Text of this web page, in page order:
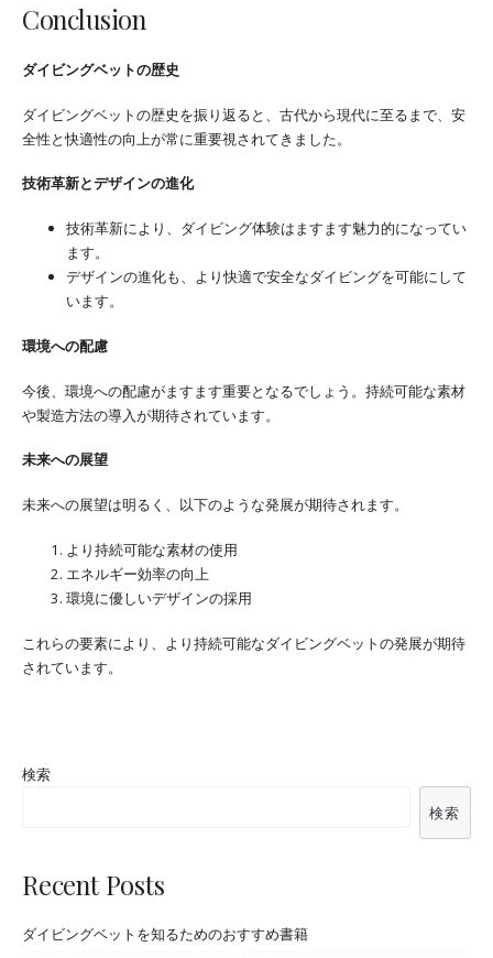
Conclusion
ダイビングベットの歴史
ダイビングベットの歴史を振り返ると、古代から現代に至るまで、安
全性と快適性の向上が常に重要視されてきました。
技術革新とデザインの進化
技術革新により、ダイビング体験はますます魅力的になってい
ます。
デザインの進化も、より快適で安全なダイビングを可能にして
います。
環境への配慮
今後、環境への配慮がますます重要となるでしょう。持続可能な素材
や製造方法の導入が期待されています。
未来への展望
未来への展望は明るく、以下のような発展が期待されます。
より持続可能な素材の使用
エネルギー効率の向上
環境に優しいデザインの採用
これらの要素により、より持続可能なダイビングベットの発展が期待
されています。
検索
検索
Recent Posts
ダイビングベットを知るためのおすすめ書籍